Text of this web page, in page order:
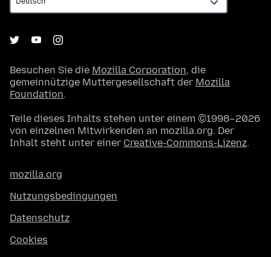
Besuchen Sie die Mozilla Corporation, die
gemeinnützige Muttergesellschaft der Mozilla
Foundation.
Teile dieses Inhalts stehen unter einem ©1998–2026
von einzelnen Mitwirkenden an mozilla.org. Der
Inhalt steht unter einer Creative-Commons-Lizenz.
mozilla.org
Nutzungsbedingungen
Datenschutz
Cookies